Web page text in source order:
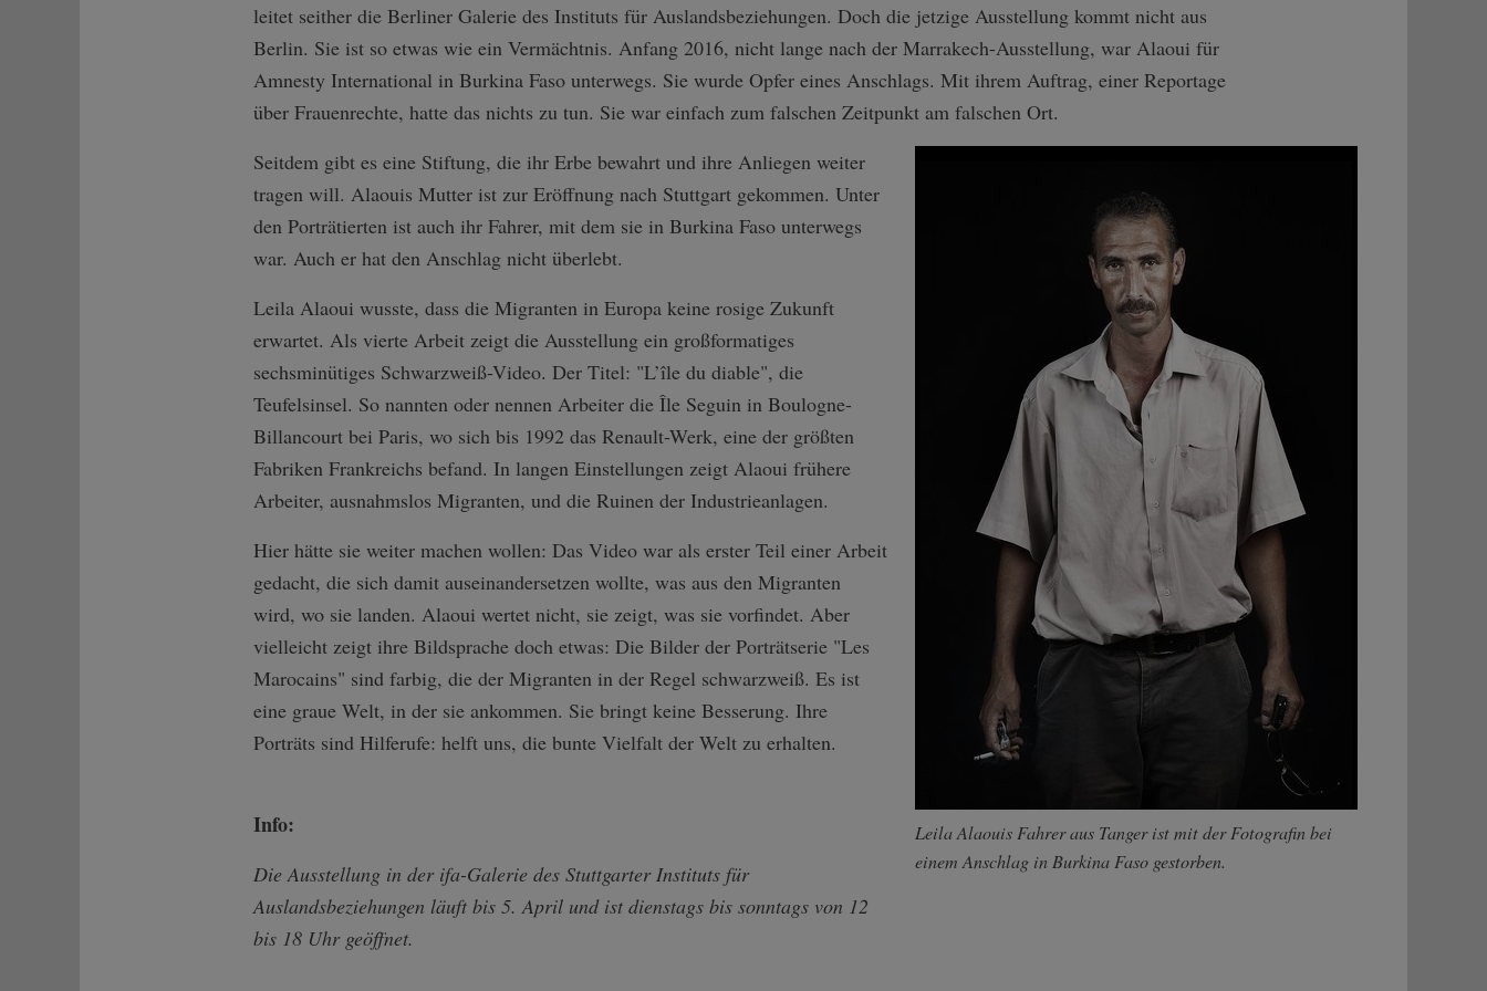
leitet seither die Berliner Galerie des Instituts für Auslandsbeziehungen. Doch die jetzige Ausstellung kommt nicht aus
Berlin. Sie ist so etwas wie ein Vermächtnis. Anfang 2016, nicht lange nach der Marrakech-Ausstellung, war Alaoui für
Amnesty International in Burkina Faso unterwegs. Sie wurde Opfer eines Anschlags. Mit ihrem Auftrag, einer Reportage
über Frauenrechte, hatte das nichts zu tun. Sie war einfach zum falschen Zeitpunkt am falschen Ort.
Leila Alaouis Fahrer aus Tanger ist mit der Fotografin bei
einem Anschlag in Burkina Faso gestorben.
Seitdem gibt es eine Stiftung, die ihr Erbe bewahrt und ihre Anliegen weiter
tragen will. Alaouis Mutter ist zur Eröffnung nach Stuttgart gekommen. Unter
den Porträtierten ist auch ihr Fahrer, mit dem sie in Burkina Faso unterwegs
war. Auch er hat den Anschlag nicht überlebt.
Leila Alaoui wusste, dass die Migranten in Europa keine rosige Zukunft
erwartet. Als vierte Arbeit zeigt die Ausstellung ein großformatiges
sechsminütiges Schwarzweiß-Video. Der Titel: "L’île du diable", die
Teufelsinsel. So nannten oder nennen Arbeiter die Île Seguin in Boulogne-
Billancourt bei Paris, wo sich bis 1992 das Renault-Werk, eine der größten
Fabriken Frankreichs befand. In langen Einstellungen zeigt Alaoui frühere
Arbeiter, ausnahmslos Migranten, und die Ruinen der Industrieanlagen.
Hier hätte sie weiter machen wollen: Das Video war als erster Teil einer Arbeit
gedacht, die sich damit auseinandersetzen wollte, was aus den Migranten
wird, wo sie landen. Alaoui wertet nicht, sie zeigt, was sie vorfindet. Aber
vielleicht zeigt ihre Bildsprache doch etwas: Die Bilder der Porträtserie "Les
Marocains" sind farbig, die der Migranten in der Regel schwarzweiß. Es ist
eine graue Welt, in der sie ankommen. Sie bringt keine Besserung. Ihre
Porträts sind Hilferufe: helft uns, die bunte Vielfalt der Welt zu erhalten.
Info:
Die Ausstellung in der ifa-Galerie des Stuttgarter Instituts für
Auslandsbeziehungen läuft bis 5. April und ist dienstags bis sonntags von 12
bis 18 Uhr geöffnet.